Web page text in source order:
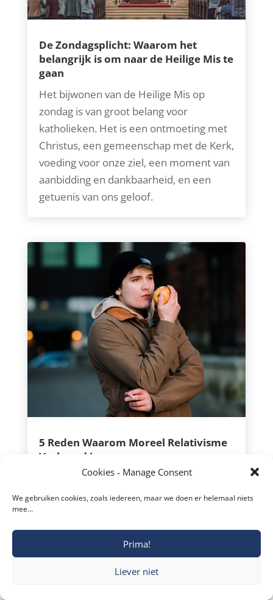
Cookies - Manage Consent
We gebruiken cookies, zoals iedereen, maar we doen er helemaal niets
mee…
Prima!
Liever niet
De Zondagsplicht: Waarom het
belangrijk is om naar de Heilige Mis te
gaan
Het bijwonen van de Heilige Mis op
zondag is van groot belang voor
katholieken. Het is een ontmoeting met
Christus, een gemeenschap met de Kerk,
voeding voor onze ziel, een moment van
aanbidding en dankbaarheid, en een
getuenis van ons geloof.
5 Reden Waarom Moreel Relativisme
Verkeerd is
In onze moderne samenleving worden
we vaak geconfronteerd met het idee
dat moraal subjectief is en afhankelijk is
van persoonlijke opvattingen en culturele
Blogger